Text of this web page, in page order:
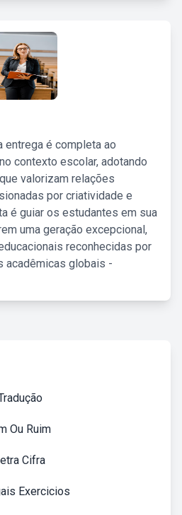
entrega é completa ao
contexto escolar, adotando
valorizam relações
por criatividade e
é guiar os estudantes em sua
uma geração excepcional,
reconhecidas por
acadêmicas globais -
Ou Ruim
Cifra
Exercicios